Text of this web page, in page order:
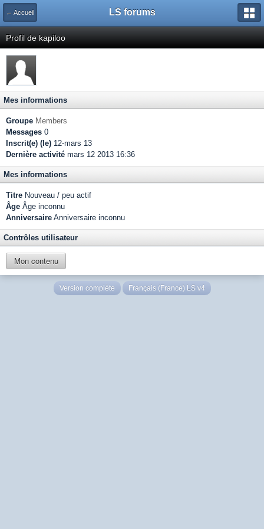
← Accueil LS forums
Profil de kapiloo
Mes informations
Groupe Members
Messages 0
Inscrit(e) (le) 12-mars 13
Dernière activité mars 12 2013 16:36
Mes informations
Titre Nouveau / peu actif
Âge Âge inconnu
Anniversaire Anniversaire inconnu
Contrôles utilisateur
Mon contenu
Version complète Français (France) LS v4